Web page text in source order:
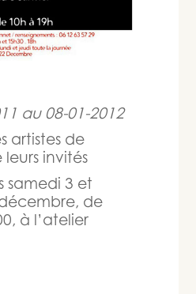
au 08-01-2012
artistes de
leurs invités
samedi 3 et
de
à l’atelier